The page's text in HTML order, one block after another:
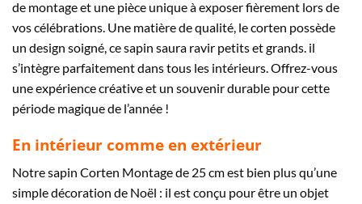
de montage et une pièce unique à exposer fièrement lors de
vos célébrations. Une matière de qualité, le corten possède
un design soigné, ce sapin saura ravir petits et grands. il
s’intègre parfaitement dans tous les intérieurs. Offrez-vous
une expérience créative et un souvenir durable pour cette
période magique de l’année !
En intérieur comme en extérieur
Notre sapin Corten Montage de 25 cm est bien plus qu’une
simple décoration de Noël : il est conçu pour être un objet